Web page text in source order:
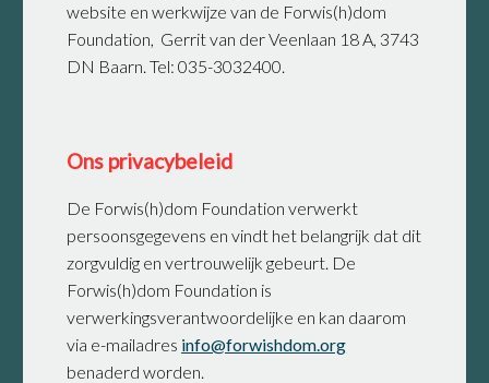
website en werkwijze van de Forwis(h)dom
Foundation, Gerrit van der Veenlaan 18 A, 3743
DN Baarn. Tel: 035-3032400.
Ons privacybeleid
De Forwis(h)dom Foundation verwerkt
persoonsgegevens en vindt het belangrijk dat dit
zorgvuldig en vertrouwelijk gebeurt. De
Forwis(h)dom Foundation is
verwerkingsverantwoordelijke en kan daarom
via e-mailadres info@forwishdom.org
benaderd worden.